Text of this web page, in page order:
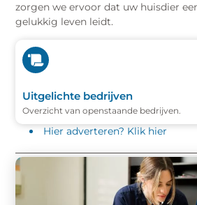
zorgen we ervoor dat uw huisdier
gelukkig leven leidt.
Uitgelichte bedrijven
Overzicht van openstaande bedrijven.
Hier adverteren? Klik hier